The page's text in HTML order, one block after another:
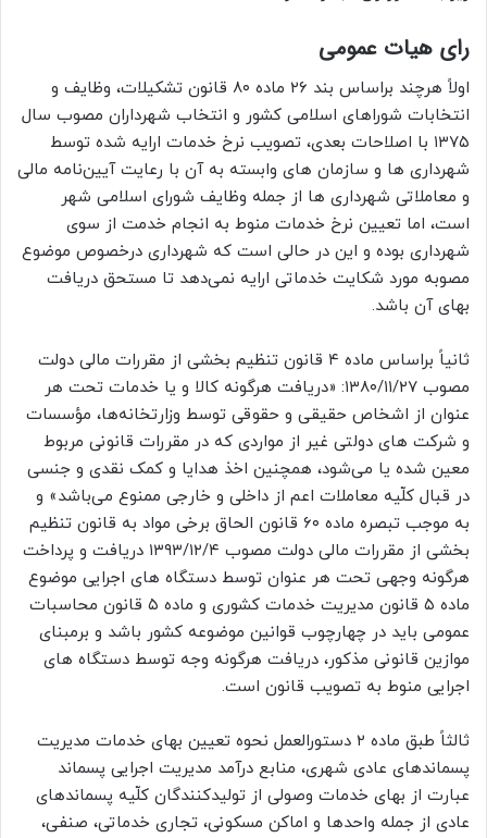
رای هیات عمومی
اولاً هرچند براساس بند ۲۶ ماده ۸۰ قانون تشکیلات، وظایف و
انتخابات شوراهای اسلامی کشور و انتخاب شهرداران مصوب سال
۱۳۷۵ با اصلاحات بعدی، تصویب نرخ خدمات ارایه‌ شده توسط
شهرداری ها و سازمان های وابسته به آن با رعایت آیین‌نامه مالی
و معاملاتی شهرداری ها از جمله وظایف شورای اسلامی شهر
است، اما تعیین نرخ خدمات منوط به انجام خدمت از سوی
شهرداری بوده و این در حالی است که شهرداری درخصوص موضوع
مصوبه مورد شکایت خدماتی ارایه نمی‌دهد تا مستحق دریافت
بهای آن باشد.
ثانیاً براساس ماده ۴ قانون تنظیم بخشی از مقررات مالی دولت
مصوب ۱۳۸۰/۱۱/۲۷: «دریافت هرگونه کالا و یا خدمات تحت هر
عنوان از اشخاص حقیقی و حقوقی توسط وزارتخانه‌ها، مؤسسات
و شرکت های دولتی غیر از مواردی که در مقررات قانونی مربوط
معین شده یا می‌شود، همچنین اخذ هدایا و کمک نقدی و جنسی
در قبال کلّیه معاملات اعم از داخلی و خارجی ممنوع می‌باشد» و
به موجب تبصره ماده ۶۰ قانون الحاق برخی مواد به قانون تنظیم
بخشی از مقررات مالی دولت مصوب ۱۳۹۳/۱۲/۴ دریافت و پرداخت
هرگونه وجهی تحت هر عنوان توسط دستگاه های اجرایی موضوع
ماده ۵
قانون مدیریت خدمات کشوری و ماده ۵
قانون محاسبات
عمومی باید در چهارچوب قوانین موضوعه کشور باشد و برمبنای
موازین قانونی مذکور، دریافت هرگونه وجه توسط دستگاه های
اجرایی منوط به تصویب قانون است.
ثالثاً طبق ماده ۲ دستورالعمل نحوه تعیین بهای خدمات مدیریت
پسماندهای عادی شهری، منابع درآمد مدیریت اجرایی پسماند
عبارت از بهای خدمات وصولی از تولیدکنندگان کلّیه پسماندهای
عادی از جمله واحدها و اماکن مسکونی، تجاری خدماتی، صنفی،